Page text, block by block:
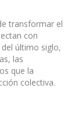
transformar el
con
último siglo,
las
que la
colectiva.